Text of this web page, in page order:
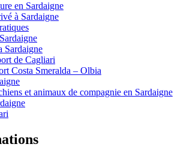
en Sardaigne
à Sardaigne
Sardaigne
de Cagliari
Costa Smeralda – Olbia
et animaux de compagnie en Sardaigne